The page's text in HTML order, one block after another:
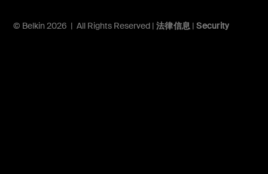
© Belkin 2026 | All Rights Reserved | 法律信息 |Security